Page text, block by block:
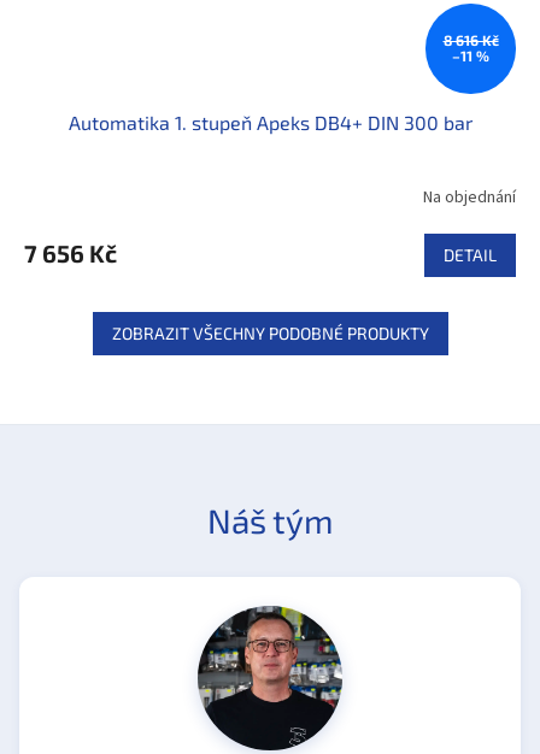
8 616 Kč
–11 %
Automatika 1. stupeň Apeks DB4+ DIN 300 bar
Na objednání
7 656 Kč DETAIL
ZOBRAZIT VŠECHNY PODOBNÉ PRODUKTY
Náš tým